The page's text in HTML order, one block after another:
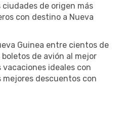
ciudades de origen más
con destino a Nueva
Guinea entre cientos de
de avión al mejor
ideales con
mejores descuentos con